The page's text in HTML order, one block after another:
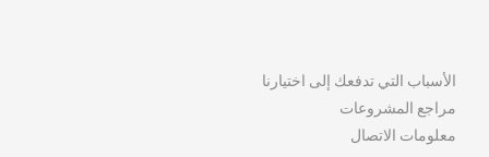
الأسباب التي تدفعك إلى اختيارنا
مراجع المشروعات
معلومات الاتصال